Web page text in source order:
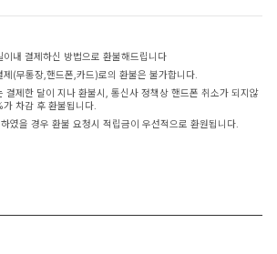
내 결제하신 방법으로 환불해드립니다
(무통장,핸드폰,카드)로의 환불은 불가합니다.
결제한 달이 지나 환불시, 통신사 정책상 핸드폰 취소가 되지않
차감 후 환불됩니다.
였을 경우 환불 요청시 적립금이 우선적으로 환원됩니다.